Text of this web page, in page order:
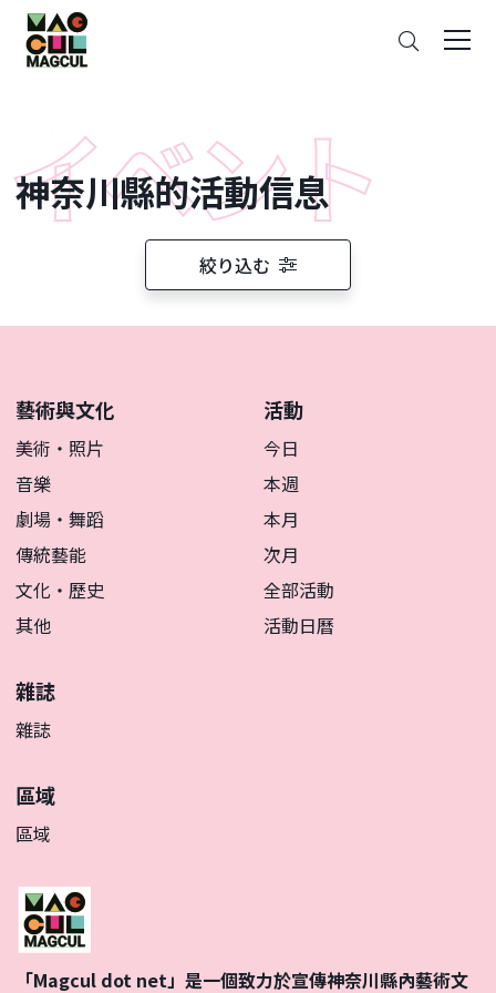
ン
テ
ン
ス
キ
ッ
神奈川縣的活動信息
絞り込む
藝術與文化
美術・照片
音樂
劇場・舞蹈
傳統藝能
文化・歷史
其他
活動
今日
本週
本月
次月
全部活動
活動日曆
雜誌
雜誌
區域
區域
「Magcul dot net」是一個致力於宣傳神奈川縣內藝術文